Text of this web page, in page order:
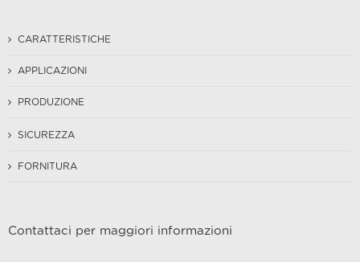
CARATTERISTICHE
APPLICAZIONI
PRODUZIONE
SICUREZZA
FORNITURA
Contattaci per maggiori informazioni